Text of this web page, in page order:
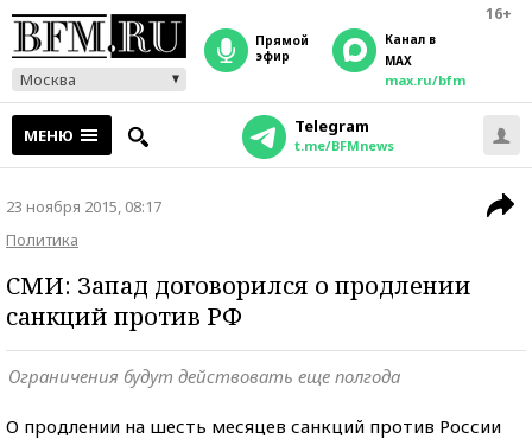
16+
Москва
прямой
эфир
Канал в
MAX
max.ru/bfm
МЕНЮ Telegram
t.me/BFMnews
23 ноября 2015, 08:17
Политика
СМИ: Запад договорился о продлении
санкций против РФ
Ограничения будут действовать еще полгода
О продлении на шесть месяцев санкций против России